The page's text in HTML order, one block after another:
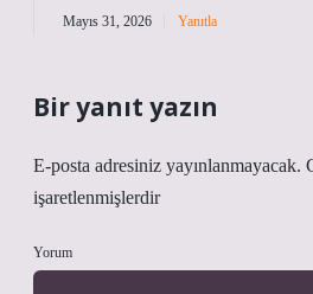
Mayıs 31, 2026 Yanıtla
Bir yanıt yazın
E-posta adresiniz yayınlanmayacak.
işaretlenmişlerdir
Yorum